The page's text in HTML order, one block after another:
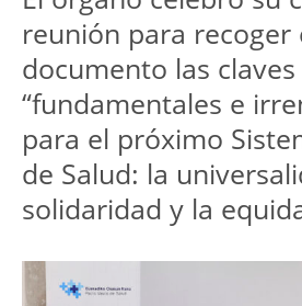
reunión para recoger
documento las claves
“fundamentales e
para el próximo
de Salud: la
solidaridad y la